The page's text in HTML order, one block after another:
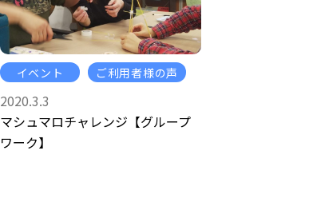
イベント ご利用者様の声
2020.3.3
マシュマロチャレンジ【グループ
ワーク】